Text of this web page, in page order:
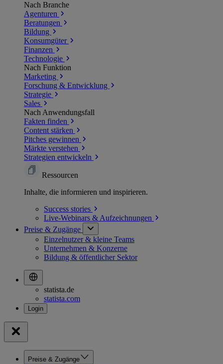
Nach Branche
Agenturen
Beratungen
Bildung
Konsumgüter
Finanzen
Technologie
Nach Funktion
Marketing
Forschung & Entwicklung
Strategie
Sales
Nach Anwendungsfall
Fakten finden
Content stärken
Pitches gewinnen
Märkte verstehen
Strategien entwickeln
Ressourcen
Inhalte, die informieren und inspirieren.
Success stories
Live-Webinars & Aufzeichnungen
Preise & Zugänge
Einzelnutzer & kleine Teams
Unternehmen & Konzerne
Bildung & öffentlicher Sektor
statista.de
statista.com
Preise & Zugänge